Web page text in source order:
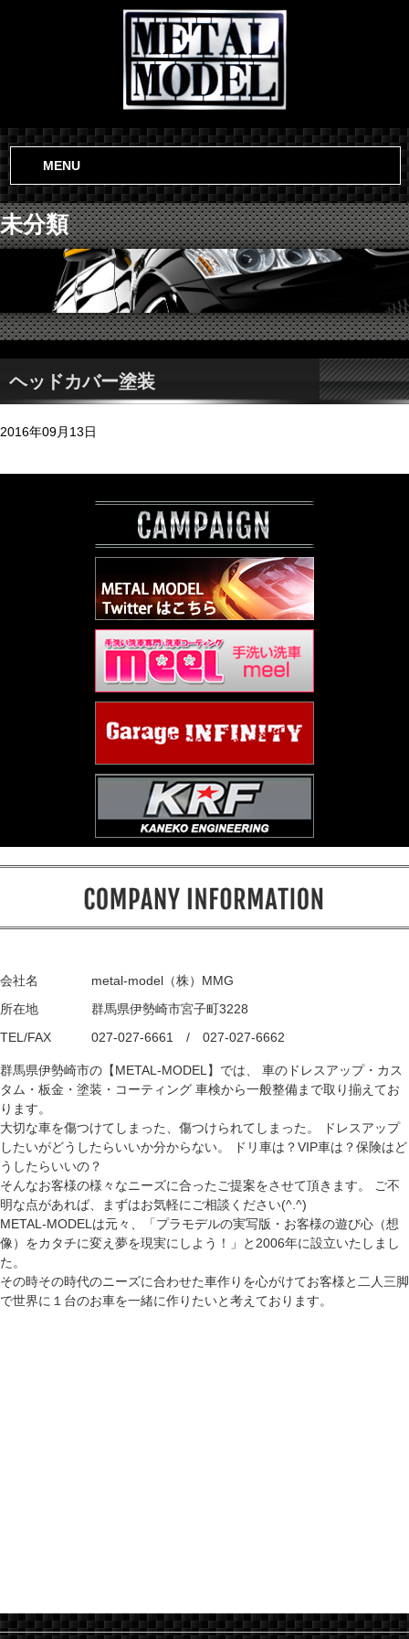
MENU
未分類
ヘッドカバー塗装
2016年09月13日
会社名
metal-model（株）MMG
所在地
群馬県伊勢崎市宮子町3228
TEL/FAX
027-027-6661 / 027-027-6662
群馬県伊勢崎市の【METAL-MODEL】では、 車のドレスアップ・カス
タム・板金・塗装・コーティング 車検から一般整備まで取り揃えてお
ります。
大切な車を傷つけてしまった、傷つけられてしまった。 ドレスアップ
したいがどうしたらいいか分からない。 ドリ車は？VIP車は？保険はど
うしたらいいの？
そんなお客様の様々なニーズに合ったご提案をさせて頂きます。 ご不
明な点があれば、まずはお気軽にご相談ください(^.^)
METAL-MODELは元々、「プラモデルの実写版・お客様の遊び心（想
像）をカタチに変え夢を現実にしよう！」と2006年に設立いたしまし
た。
その時その時代のニーズに合わせた車作りを心がけてお客様と二人三脚
で世界に１台のお車を一緒に作りたいと考えております。